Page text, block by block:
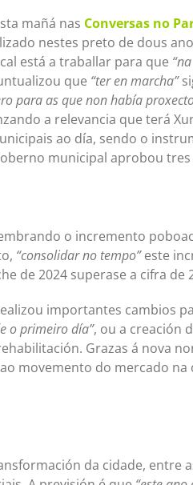
mañá nas Conversas no
nestes preto de dous
está a traballar para que
que “ter en marcha”
para as que non había
a relevancia que terá
ao día, sendo o
municipal aprobou
o incremento
“consolidar no tempo”este
de 2024 superase a cifra de
importantes cambios
o primeiro día”, ou a creación
Grazas á nova
movemento do mercado
da cidade, entre